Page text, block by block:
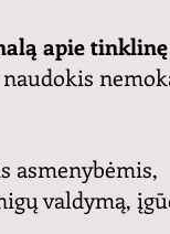
apie
asmenybėmis,
valdymą,